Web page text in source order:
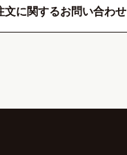
文に関するお問い合わせ